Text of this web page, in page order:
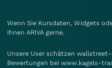
Wenn Sie Kursdaten, Widgets
Ihnen ARIVA gerne.
Unsere User schätzen
Bewertungen bei www.kagels-